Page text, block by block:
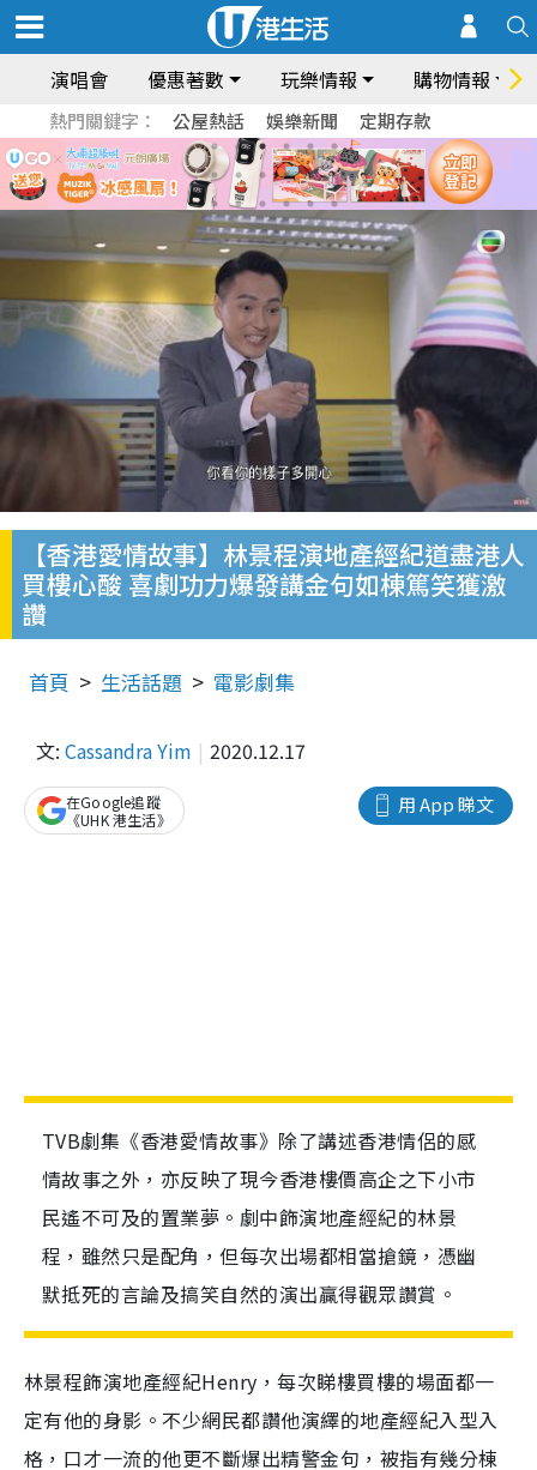
演唱會 優惠著數 玩樂情報 購物情報
熱門關鍵字： 公屋熱話 娛樂新聞 定期存款
【香港愛情故事】林景程演地產經紀道盡港人
買樓心酸 喜劇功力爆發講金句如棟篤笑獲激
讚
首頁 生活話題 電影劇集
文: Cassandra Yim 2020.12.17
用 App 睇文
在Google追蹤
《UHK 港生活》
TVB劇集《香港愛情故事》除了講述香港情侶的感
情故事之外，亦反映了現今香港樓價高企之下小市
民遙不可及的置業夢。劇中飾演地產經紀的林景
程，雖然只是配角，但每次出場都相當搶鏡，憑幽
默抵死的言論及搞笑自然的演出贏得觀眾讚賞。
林景程飾演地產經紀Henry，每次睇樓買樓的場面都一
定有他的身影。不少網民都讚他演繹的地產經紀入型入
格，口才一流的他更不斷爆出精警金句，被指有幾分棟